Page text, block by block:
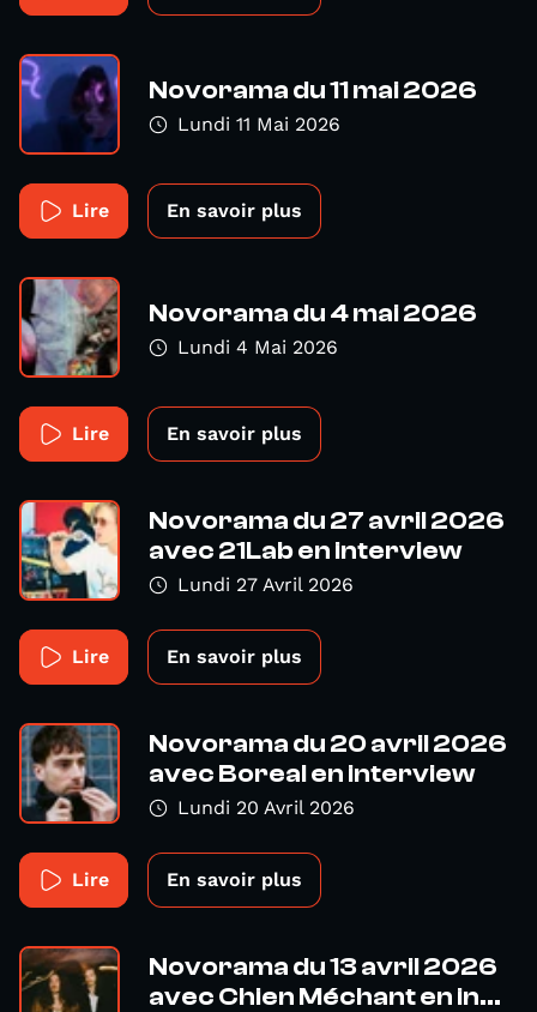
Novorama du 11 mai 2026
Lundi 11 Mai 2026
Lire En savoir plus
Novorama du 4 mai 2026
Lundi 4 Mai 2026
Lire En savoir plus
Novorama du 27 avril 2026
avec 21Lab en interview
Lundi 27 Avril 2026
Lire En savoir plus
Novorama du 20 avril 2026
avec Boreal en interview
Lundi 20 Avril 2026
Lire En savoir plus
Novorama du 13 avril 2026
avec Chien Méchant en in...